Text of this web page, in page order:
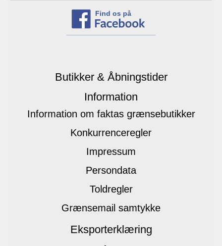
Find os på
Butikker & Åbningstider
Information
Information om faktas grænsebutikker
Konkurrenceregler
Impressum
Persondata
Toldregler
Grænsemail samtykke
Eksporterklæring